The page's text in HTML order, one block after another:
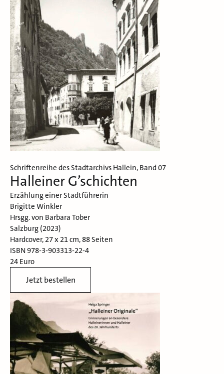
Schriftenreihe des Stadtarchivs Hallein, Band 07
Halleiner G’schichten
Erzählung einer Stadtführerin
Brigitte Winkler
Hrsgg. von Barbara Tober
Salzburg (2023)
Hardcover, 27 x 21 cm, 88 Seiten
ISBN 978-3-903313-22-4
24 Euro
Jetzt bestellen